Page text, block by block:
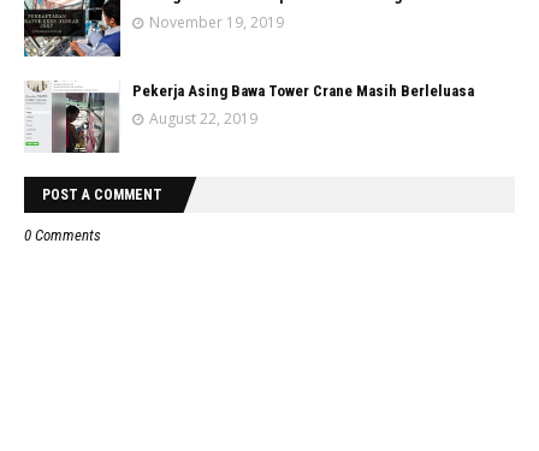
November 19, 2019
Pekerja Asing Bawa Tower Crane Masih Berleluasa
August 22, 2019
POST A COMMENT
0 Comments